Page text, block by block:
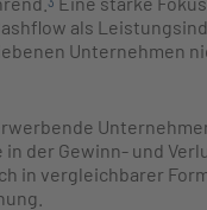
als
Unternehmen
in der Gewinn- und
in vergleichbarer